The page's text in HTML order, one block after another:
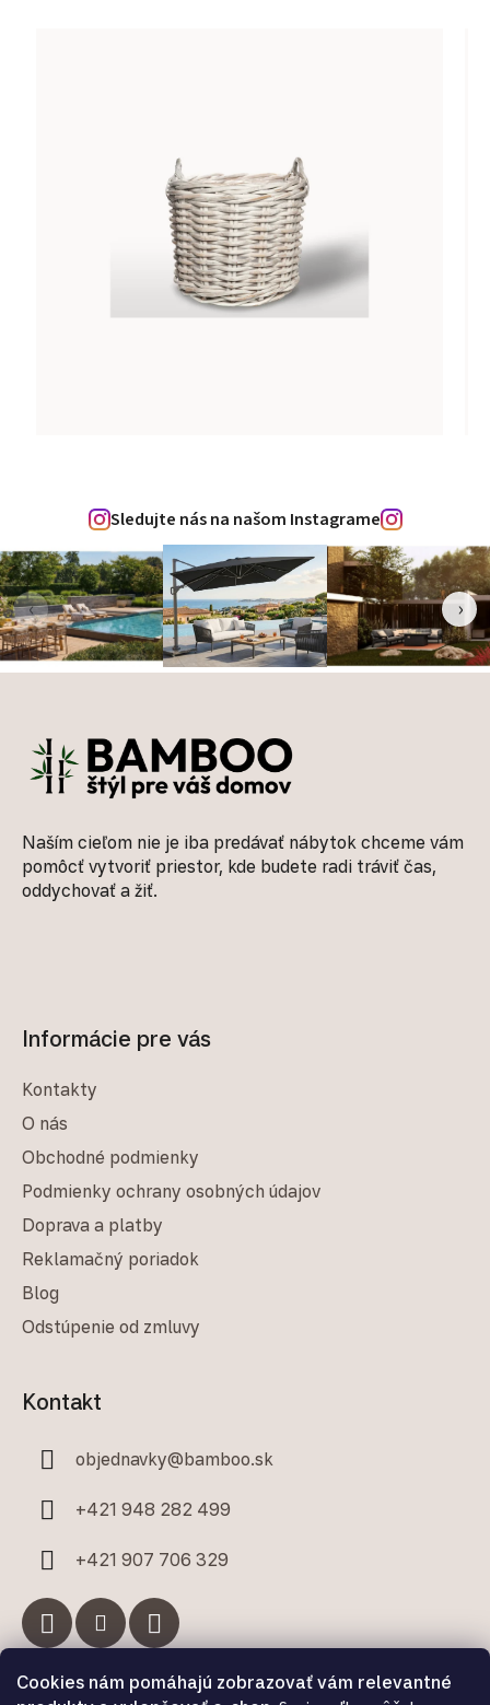
Cookies nám pomáhajú zobrazovať vám relevantné
Sledujte nás na našom Instagrame
‹ ›
Naším cieľom nie je iba predávať nábytok chceme vám
pomôcť vytvoriť priestor, kde budete radi tráviť čas,
oddychovať a žiť.
Informácie pre vás
Kontakty
O nás
Obchodné podmienky
Podmienky ochrany osobných údajov
Doprava a platby
Reklamačný poriadok
Blog
Odstúpenie od zmluvy
Kontakt
objednavky@bamboo.sk
+421 948 282 499
+421 907 706 329